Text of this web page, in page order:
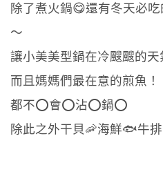
除了煮火鍋😋還有冬天必
～
讓小美美型鍋在冷颼颼的
而且媽媽們最在意的煎魚！
都不⭕️會⭕️沾⭕️鍋⭕️
除此之外干貝🦐海鮮🐟牛